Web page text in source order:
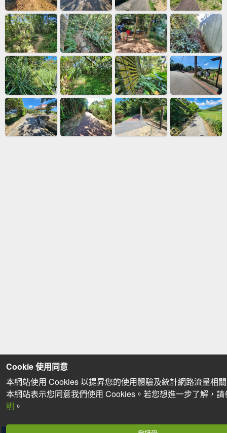
Cookie 使用同意
本網站使用 Cookies 以提昇您的使用體驗及統計網路流量相
本網站表示您同意我們使用 Cookies。若您想進一步了解，
明 。